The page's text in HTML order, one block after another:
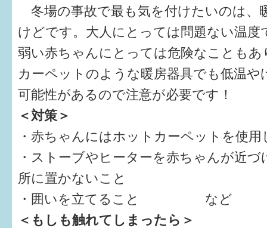
冬場の事故で最も気を付けたいのは、
けどです。大人にとっては問題ない温度
弱い赤ちゃんにとっては危険なことも
カーペットのような暖房器具でも低温や
可能性があるので注意が必要です！
＜対策＞
・赤ちゃんにはホットカーペットを使
・ストーブやヒーターを赤ちゃんが近づ
所に置かないこと
・囲いを立てること など
＜もしも触れてしまったら＞
お出かけ情報
病気・けが 基本情報
パパもママも子育て
ワンポイント英会話
ソーシャルメディア
すまいるサポート行事案内